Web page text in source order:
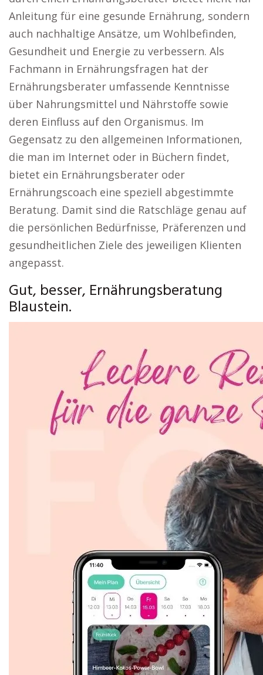
Anleitung für eine gesunde Ernährung, sondern
auch nachhaltige Ansätze, um Wohlbefinden,
Gesundheit und Energie zu verbessern. Als
Fachmann in Ernährungsfragen hat der
Ernährungsberater umfassende Kenntnisse
über Nahrungsmittel und Nährstoffe sowie
deren Einfluss auf den Organismus. Im
Gegensatz zu den allgemeinen Informationen,
die man im Internet oder in Büchern findet,
bietet ein Ernährungsberater oder
Ernährungscoach eine speziell abgestimmte
Beratung. Damit sind die Ratschläge genau auf
die persönlichen Bedürfnisse, Präferenzen und
gesundheitlichen Ziele des jeweiligen Klienten
angepasst.
Gut, besser, Ernährungsberatung
Blaustein.